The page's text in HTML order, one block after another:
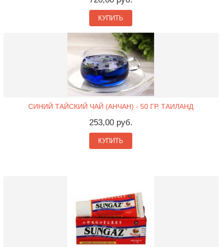
КУПИТЬ
СИНИЙ ТАЙСКИЙ ЧАЙ (АНЧАН) - 50 ГР. ТАИЛАНД
253,00 руб.
КУПИТЬ